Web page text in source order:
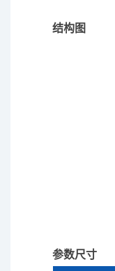
结构图
参数尺寸